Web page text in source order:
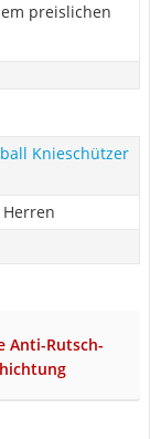
preislichen
Knieschützer
Anti-Rutsch-